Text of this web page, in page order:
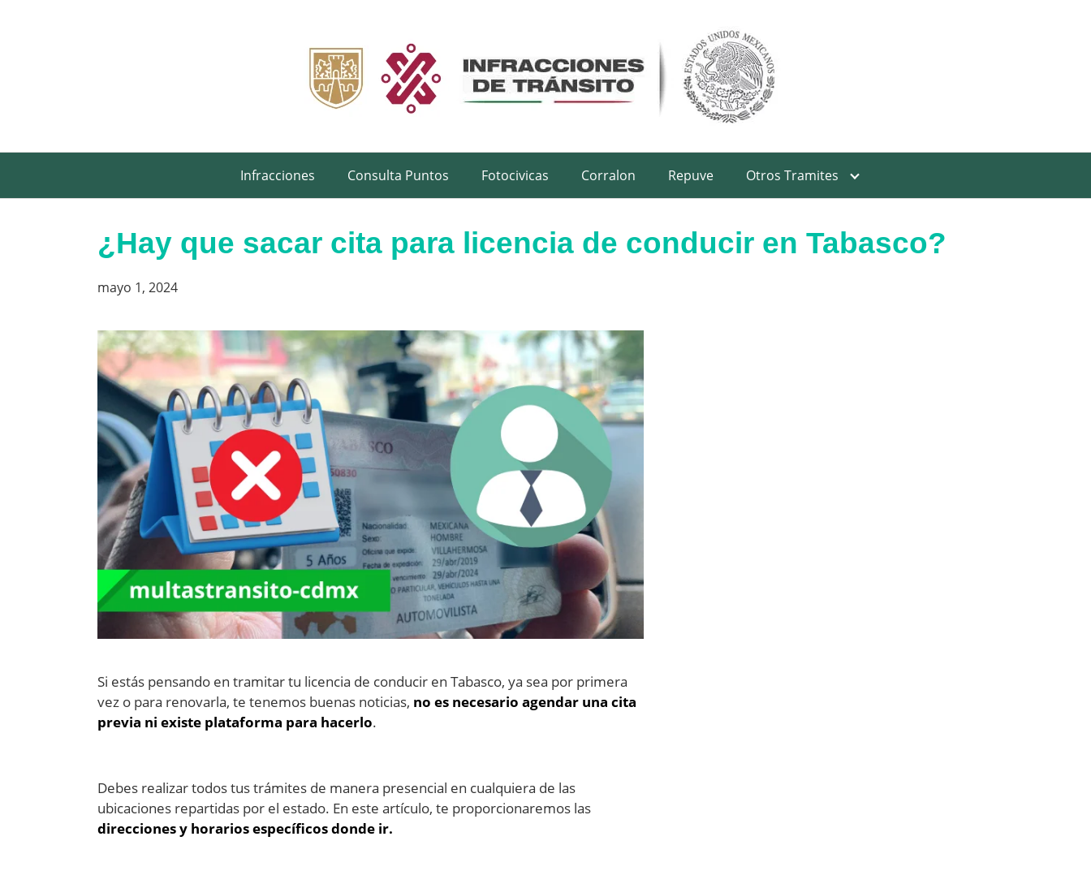
Infracciones Consulta Puntos Fotocivicas Corralon Repuve Otros Tramites
¿Hay que sacar cita para licencia de conducir en Tabasco?
mayo 1, 2024
Si estás pensando en tramitar tu licencia de conducir en Tabasco, ya sea por primera
vez o para renovarla, te tenemos buenas noticias, no es necesario agendar una cita
previa ni existe plataforma para hacerlo.
Debes realizar todos tus trámites de manera presencial en cualquiera de las
ubicaciones repartidas por el estado. En este artículo, te proporcionaremos las
direcciones y horarios específicos donde ir.